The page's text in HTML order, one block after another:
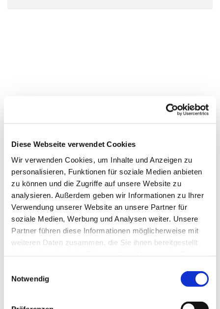
Diese Webseite verwendet Cookies
Wir verwenden Cookies, um Inhalte und Anzeigen zu
personalisieren, Funktionen für soziale Medien anbieten
zu können und die Zugriffe auf unsere Website zu
analysieren. Außerdem geben wir Informationen zu Ihrer
Verwendung unserer Website an unsere Partner für
soziale Medien, Werbung und Analysen weiter. Unsere
Partner führen diese Informationen möglicherweise mit
weiteren Daten zusammen, die Sie ihnen bereitgestellt
Notwendig
Dies könnte Sie auch
interessieren